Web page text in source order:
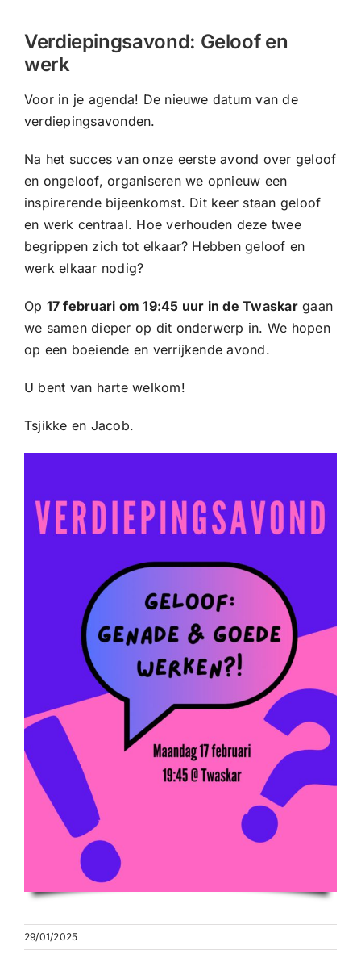
Zoeken
naar:
Verdiepingsavond: Geloof en
werk
Voor in je agenda! De nieuwe datum van de
verdiepingsavonden.
Na het succes van onze eerste avond over geloof
en ongeloof, organiseren we opnieuw een
inspirerende bijeenkomst. Dit keer staan geloof
en werk centraal. Hoe verhouden deze twee
begrippen zich tot elkaar? Hebben geloof en
werk elkaar nodig?
Op 17 februari om 19:45 uur in de Twaskargaan
we samen dieper op dit onderwerp in. We hopen
op een boeiende en verrijkende avond.
U bent van harte welkom!
Tsjikke en Jacob.
29/01/2025